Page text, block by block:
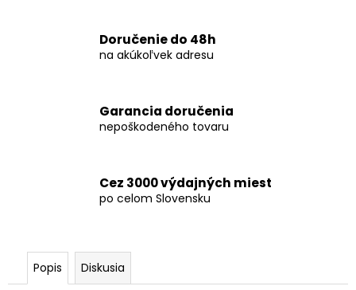
Doručenie do 48h
na akúkoľvek adresu
Garancia doručenia
nepoškodeného tovaru
Cez 3000 výdajných miest
po celom Slovensku
Popis Diskusia